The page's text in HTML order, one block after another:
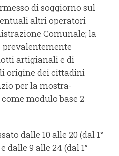
di soggiorno sul
altri operatori
Comunale; la
prevalentemente
artigianali e di
origine dei cittadini
per la mostra-
modulo base 2
dalle 10 alle 20 (dal 1°
dalle 9 alle 24 (dal 1°